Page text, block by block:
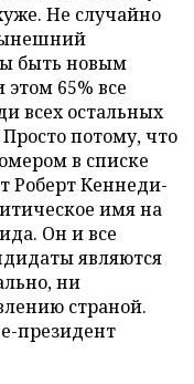
Не случайно
быть новым
этом 65% все
всех остальных
потому, что
в списке
Роберт Кеннеди-
имя на
Он и все
являются
ни
страной.
президент